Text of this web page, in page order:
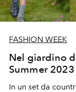
FASHION WEEK
Nel giardino
Summer 2023
In un set da